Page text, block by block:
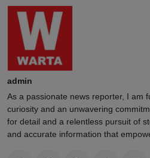
admin
As a passionate news reporter, I am
curiosity and an unwavering
for detail and a relentless pursuit of
and accurate information that